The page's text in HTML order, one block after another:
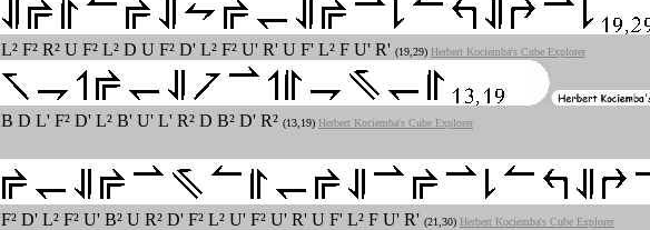
L² F² R² U F² L² D U F² D' L² F² U' R' U F' L² F U' R' (19,29) Herbert Kociemba's Cube Explorer
B D L' F² D' L² B' U' L' R² D B² D' R² (13,19) Herbert Kociemba's Cube Explorer
F² D' L² F² U' B² U R² D' F² L² U' F² U' R' U F' L² F U' R' (21,30) Herbert Kociemba's Cube Explorer